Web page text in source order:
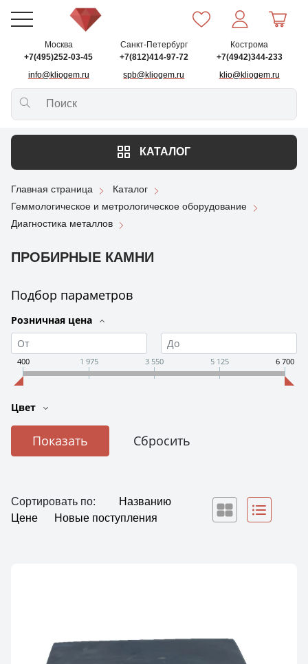
Москва
+7(495)252-03-45
info@kliogem.ru
Санкт-Петербург
+7(812)414-97-72
spb@kliogem.ru
Кострома
+7(4942)344-233
klio@kliogem.ru
КАТАЛОГ
Главная страница
Каталог
Геммологическое и метрологическое оборудование
Диагностика металлов
ПРОБИРНЫЕ КАМНИ
Подбор параметров
Розничная цена
400 1 975 3 550 5 125 6 700
Цвет
Сортировать по:
Названию
Цене
Новые поступления